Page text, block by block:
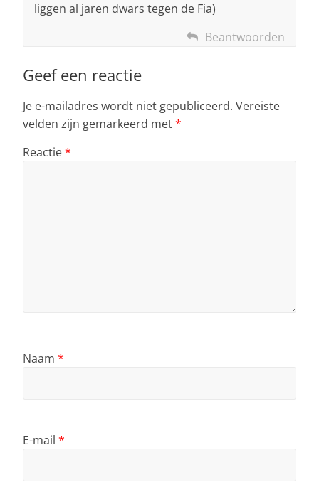
liggen al jaren dwars tegen de Fia)
Beantwoorden
Geef een reactie
Je e-mailadres wordt niet gepubliceerd. Vereiste
velden zijn gemarkeerd met*
Reactie*
Naam *
E-mail *